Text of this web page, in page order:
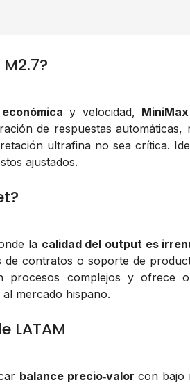
económica y velocidad,
de respuestas automáticas,
ultrafina no sea crítica.
ajustados.
la calidad del output es
de contratos o soporte de
procesos complejos y ofrece
mercado hispano.
LATAM
balance precio‑valor con bajo